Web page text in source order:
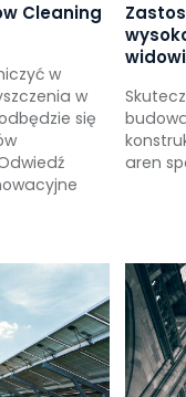
Cleaning
w
w
się
aren